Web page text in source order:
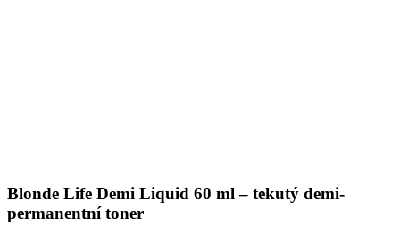
Blonde Life Demi Liquid 60 ml – tekutý demi-
permanentní toner